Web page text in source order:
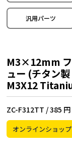
汎用パーツ
M3×12mm フ
ュー (チタン
M3X12
ZC-F312TT /385 円
オンラインショッ